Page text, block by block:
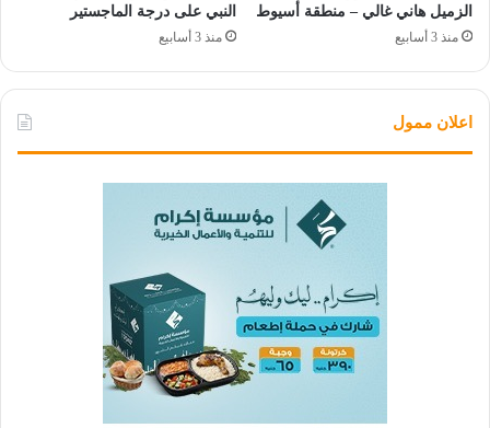
الزميل هاني غالي – منطقة أسيوط
منذ 3 أسابيع
النبي على درجة الماجستير
منذ 3 أسابيع
اعلان ممول